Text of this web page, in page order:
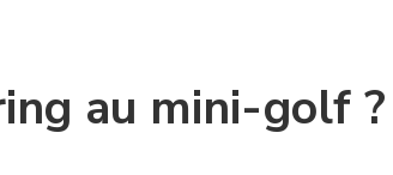
au mini-golf ?